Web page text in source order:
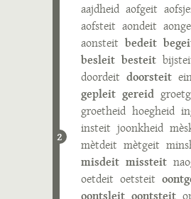
2
aajdheid aofgeit
aofsteit aondeit
aonsteit bedeit
besleit besteit
doordeit doorsteit
gepleit gereid
groetheid hoegheid
insteit joonkheid
mètdeit mètgeit
misdeit missteit
oetdeit oetsteit